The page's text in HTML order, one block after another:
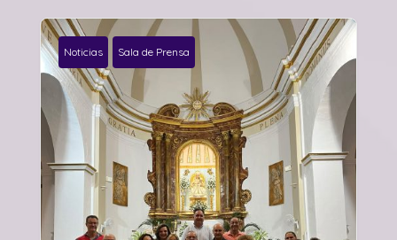
Noticias Sala de Prensa